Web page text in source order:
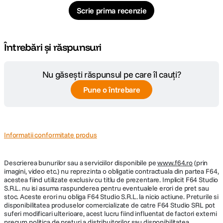
- Placuta tip: 504PLONGR-1
NU
strans
Nespecificat
DETALII PRODUCATOR
Cod producator MVK504XTWINGA
Scrie prima recenzie
Întrebări și răspunsuri
Nu găsești răspunsul pe care îl cauți?
Pune o întrebare
Informatii conformitate produs
Descrierea bunurilor sau a serviciilor disponibile pewww.f64.ro(prin
imagini, video etc.) nu reprezinta o obligatie contractuala din partea F64,
acestea fiind utilizate exclusiv cu titlu de prezentare. Implicit F64 Studio
S.R.L. nu isi asuma raspunderea pentru eventualele erori de pret sau
stoc. Aceste erori nu obliga F64 Studio S.R.L. la nicio actiune. Preturile si
disponibilitatea produselor comercializate de catre F64 Studio SRL pot
suferi modificari ulterioare, acest lucru fiind influentat de factori externi